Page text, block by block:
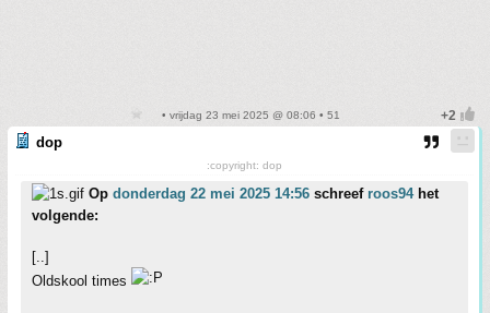
• vrijdag 23 mei 2025 @ 08:06 • 51
dop
:copyright: dop
Op donderdag 22 mei 2025 14:56 schreef roos94het
volgende:
[..]
Oldskool times